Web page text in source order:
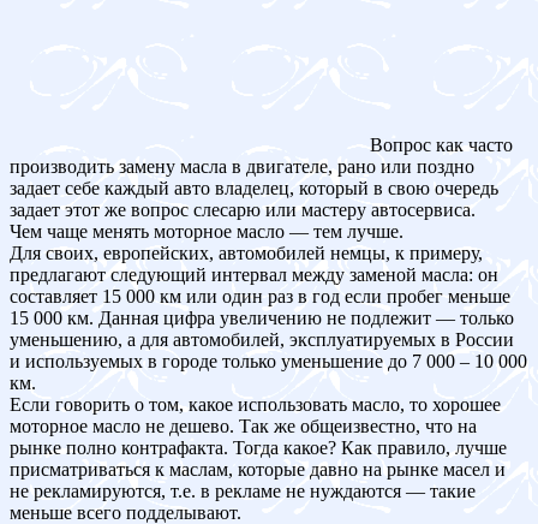
Вопрос как часто
производить замену масла в двигателе, рано или поздно
задает себе каждый авто владелец, который в свою очередь
задает этот же вопрос слесарю или мастеру автосервиса.
Чем чаще менять моторное масло — тем лучше.
Для своих, европейских, автомобилей немцы, к примеру,
предлагают следующий интервал между заменой масла: он
составляет 15 000 км или один раз в год если пробег меньше
15 000 км. Данная цифра увеличению не подлежит — только
уменьшению, а для автомобилей, эксплуатируемых в России
и используемых в городе только уменьшение до 7 000 – 10 000
км.
Если говорить о том, какое использовать масло, то хорошее
моторное масло не дешево. Так же общеизвестно, что на
рынке полно контрафакта. Тогда какое? Как правило, лучше
присматриваться к маслам, которые давно на рынке масел и
не рекламируются, т.е. в рекламе не нуждаются — такие
меньше всего подделывают.